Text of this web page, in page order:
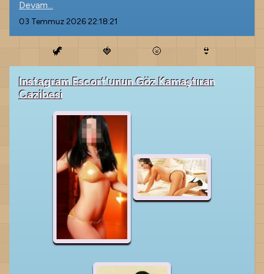
Devam...
03 Temmuz 2026 22:18:21
🦖 🍓 🌝 👙
Instagram Escort'unun Göz Kamaştıran
Cazibesi